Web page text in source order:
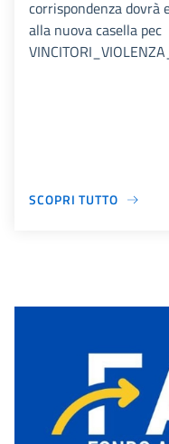
corrispondenza dovrà
alla nuova casella pec
SCOPRI TUTTO